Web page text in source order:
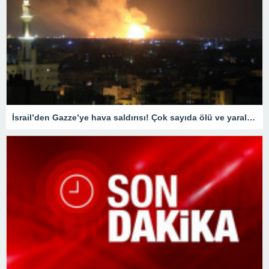
İsrail’den Gazze’ye hava saldırısı! Çok sayıda ölü ve yaralı var